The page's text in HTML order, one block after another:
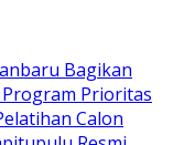
Bagikan
Program Prioritas
Calon